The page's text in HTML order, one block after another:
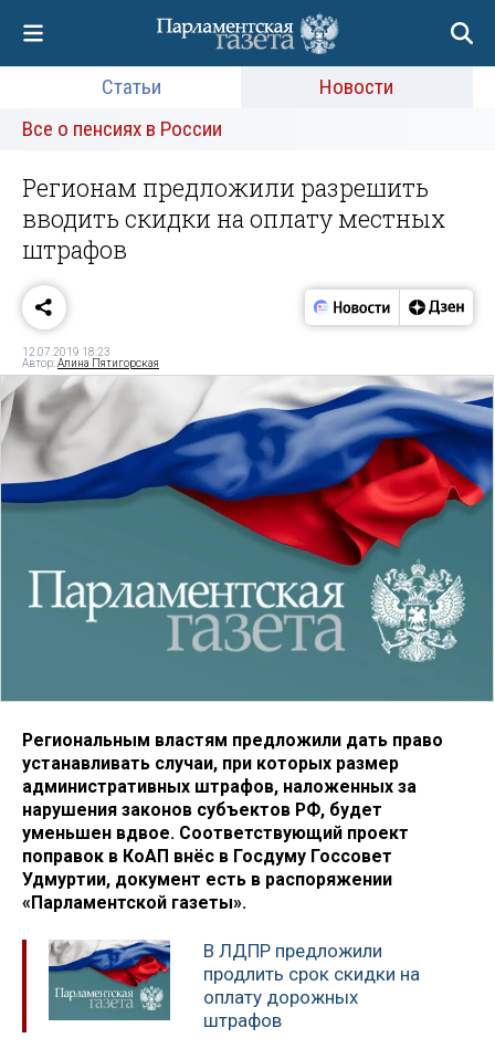
Статьи
Новости
Все о пенсиях в России
Регионам предложили разрешить
вводить скидки на оплату местных
штрафов
12.07.2019 18:23
Автор:Алина Пятигорская
Региональным властям предложили дать право
устанавливать случаи, при которых размер
административных штрафов, наложенных за
нарушения законов субъектов РФ, будет
уменьшен вдвое. Соответствующий проект
поправок в КоАП внёс в Госдуму Госсовет
Удмуртии, документ есть в распоряжении
«Парламентской газеты».
В ЛДПР предложили
продлить срок скидки на
оплату дорожных
штрафов